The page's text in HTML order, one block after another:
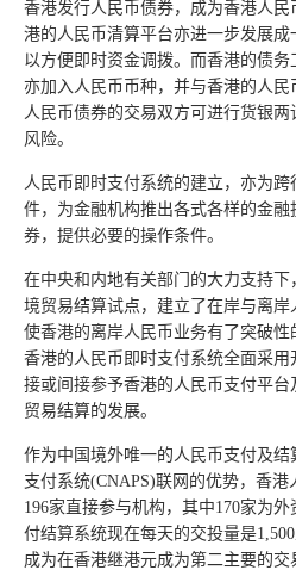
香港发行人民币债券，成为香港人
港的人民币清算平台亦进一步发展成
以方便即时资金调拨。而香港的债
亦加入人民币币种，并与香港的人
人民币债券的交易双方可进行货银
风险。
人民币即时支付系统的建立，亦为
件，为金融机构推出各式各样的金
券，提供必要的操作条件。
在中央和内地有关部门的大力支持下
境贸易结算试点，建立了在岸与离岸
使香港的离岸人民币业务有了突破性
香港的人民币即时支付系统全面采
接或间接参予香港的人民币支付平
贸易结算的发展。
作为中国境外唯一的人民币支付及
支付系统(CNAPS)联网的优势，香
196家直接参与机构，其中170家为
付结算系统现在每天的交投量是
成为在香港继港元成为第二主要的交